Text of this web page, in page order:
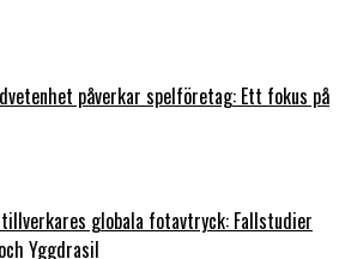
påverkar spelföretag: Ett fokus på
globala fotavtryck: Fallstudier
Yggdrasil